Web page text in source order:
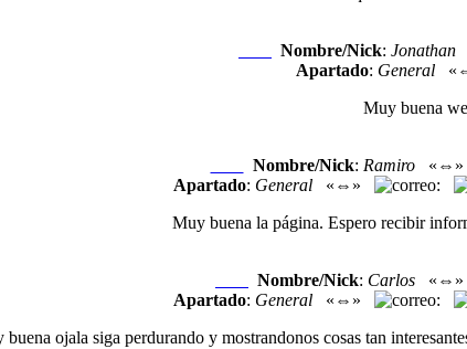
Nombre/Nick: Jonathan
Apartado: General
Muy buena
Nombre/Nick: Ramiro«⇔»
Apartado: General «⇔» :
Muy buena la página. Espero recibir
Nombre/Nick: Carlos «⇔»
Apartado: General «⇔» :
buena ojala siga perdurando y mostrandonos cosas tan